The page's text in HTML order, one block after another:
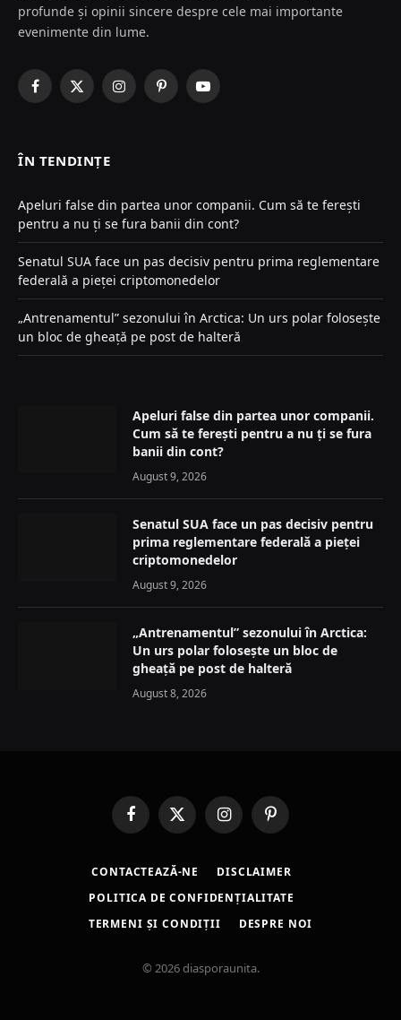
profunde și opinii sincere despre cele mai importante
evenimente din lume.
Facebook
X
InstagramPinterestYouTube
ÎN TENDINȚE
Apeluri false din partea unor companii. Cum să te ferești
pentru a nu ți se fura banii din cont?
Senatul SUA face un pas decisiv pentru prima reglementare
federală a pieței criptomonedelor
„Antrenamentul” sezonului în Arctica: Un urs polar folosește
un bloc de gheață pe post de halteră
Apeluri false din partea unor companii.
Cum să te ferești pentru a nu ți se fura
banii din cont?
August 9, 2026
Senatul SUA face un pas decisiv pentru
prima reglementare federală a pieței
criptomonedelor
August 9, 2026
„Antrenamentul” sezonului în Arctica:
Un urs polar folosește un bloc de
gheață pe post de halteră
August 8, 2026
FacebookX
(Twitter)
InstagramPinterest
CONTACTEAZĂ-NE
DISCLAIMER
POLITICA DE CONFIDENȚIALITATE
TERMENI ȘI CONDIȚII
DESPRE NOI
© 2026 diasporaunita.